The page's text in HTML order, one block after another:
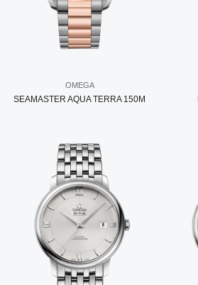
OMEGA
SEAMASTER AQUA TERRA 150M